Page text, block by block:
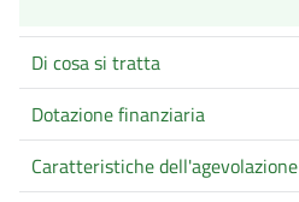
Di cosa si tratta
Dotazione finanziaria
Caratteristiche dell'agevolazione